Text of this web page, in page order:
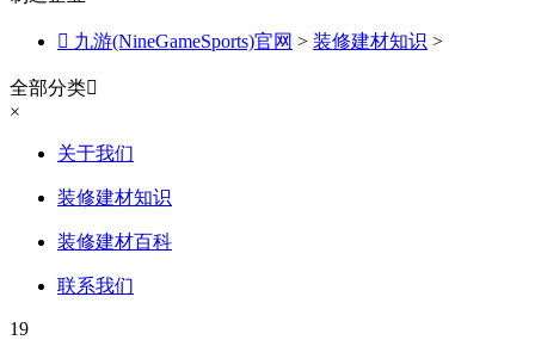
 九游(NineGameSports)官网 > 装修建材知识 >
全部分类
×
关于我们
装修建材知识
装修建材百科
联系我们
19